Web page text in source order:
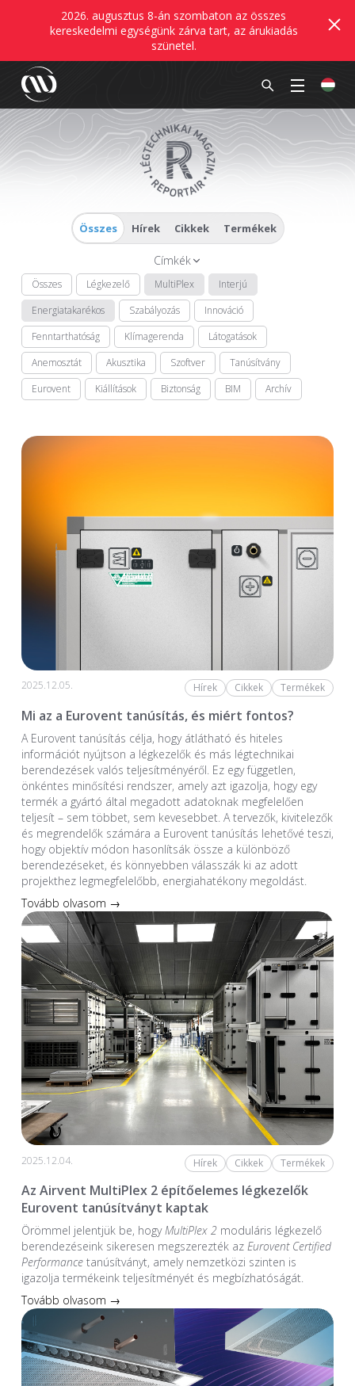
2026. augusztus 8-án szombaton az összes
kereskedelmi egységünk zárva tart, az árukiadás
szünetel.
Összes Hírek Cikkek Termékek
Címkék
Összes Légkezelő MultiPlex
Interjú
Energiatakarékos
Szabályozás
Innováció
Fenntarthatóság
Klímagerenda
Látogatások
Anemosztát
Akusztika Szoftver
Tanúsítvány
Eurovent
Kiállítások Biztonság BIM Archív
2025.12.05. Hírek Cikkek Termékek
Mi az a Eurovent tanúsítás, és miért fontos?
A Eurovent tanúsítás célja, hogy átlátható és hiteles
információt nyújtson a légkezelők és más légtechnikai
berendezések valós teljesítményéről. Ez egy független,
önkéntes minősítési rendszer, amely azt igazolja, hogy egy
termék a gyártó által megadott adatoknak megfelelően
teljesít – sem többet, sem kevesebbet. A tervezők, kivitelezők
és megrendelők számára a Eurovent tanúsítás lehetővé teszi,
hogy objektív módon hasonlítsák össze a különböző
berendezéseket, és könnyebben válasszák ki az adott
projekthez legmegfelelőbb, energiahatékony megoldást.
Tovább olvasom →
2025.12.04. Hírek Cikkek Termékek
Az Airvent MultiPlex 2 építőelemes légkezelők
Eurovent tanúsítványt kaptak
Örömmel jelentjük be, hogyMultiPlex 2moduláris légkezelő
berendezéseink sikeresen megszerezték az Eurovent Certified
Performancetanúsítványt, amely nemzetközi szinten is
igazolja termékeink teljesítményét és megbízhatóságát.
Tovább olvasom →